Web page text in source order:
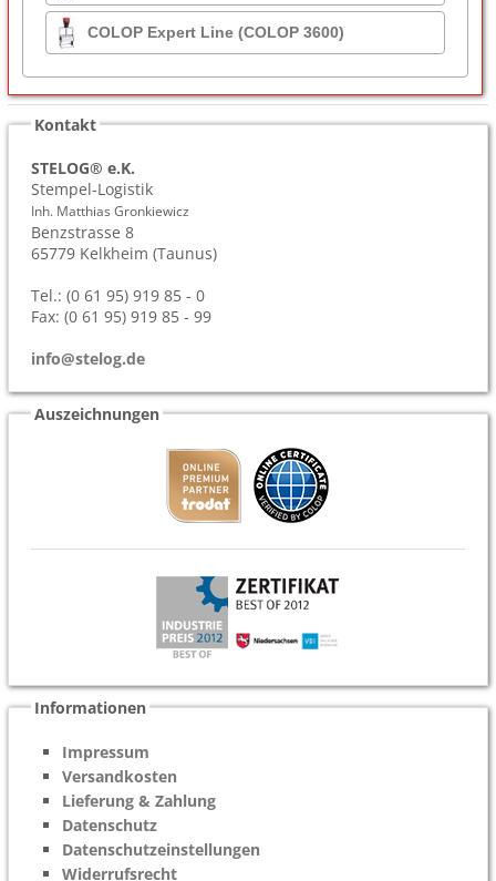
COLOP Expert Line (COLOP 3600)
Kontakt
STELOG® e.K.
Stempel-Logistik
Inh. Matthias Gronkiewicz
Benzstrasse 8
65779 Kelkheim (Taunus)
Tel.: (0 61 95) 919 85 - 0
Fax: (0 61 95) 919 85 - 99
info@stelog.de
Auszeichnungen
Informationen
Impressum
Versandkosten
Lieferung & Zahlung
Datenschutz
Datenschutzeinstellungen
Widerrufsrecht